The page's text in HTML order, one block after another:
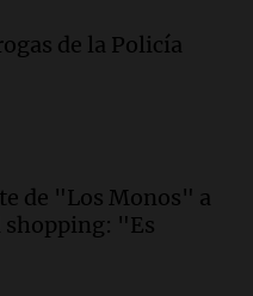
León XIV y una
del fallo sobre
de la Policía
de "Los Monos" a
shopping: "Es